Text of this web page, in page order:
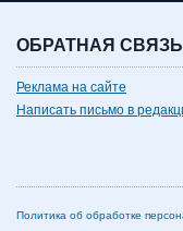
ОБРАТНАЯ СВЯЗЬ
Реклама на сайте
Написать письмо в
Политика об обработке